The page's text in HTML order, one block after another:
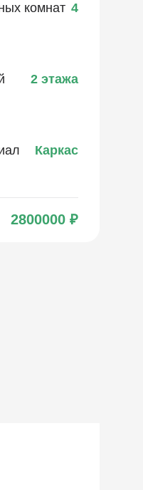
комнат 4
2 этажа
Каркас
2800000 ₽